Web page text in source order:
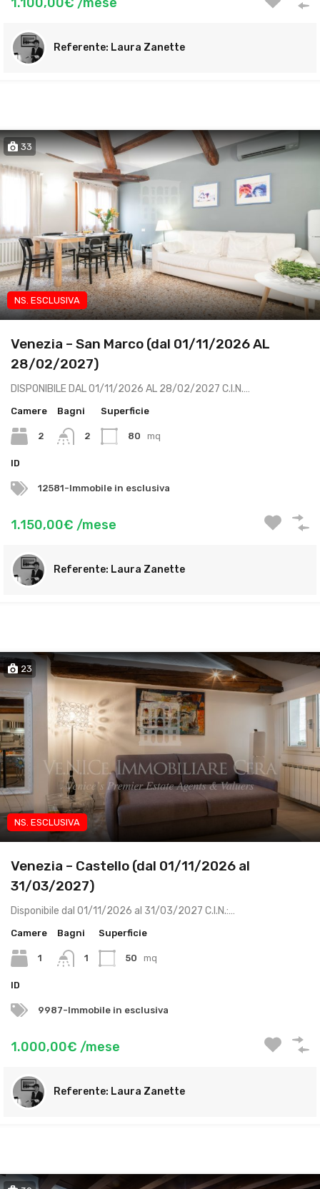
Laura Zanette
33
NS. ESCLUSIVA App brevi periodi
Venezia – San Marco (dal 01/11/2026 AL
28/02/2027)
DISPONIBILE DAL 01/11/2026 AL 28/02/2027 C.I.N.…
Camere
2
Bagni
2
Superficie
80 mq
ID
12581-Immobile in esclusiva
1.150,00€ /mese
Laura Zanette
23
NS. ESCLUSIVA App brevi periodi
Venezia – Castello (dal 01/11/2026 al
31/03/2027)
Disponibile dal 01/11/2026 al 31/03/2027 C.I.N.:…
Camere
1
Bagni
1
Superficie
50 mq
ID
9987-Immobile in esclusiva
1.000,00€ /mese
Laura Zanette